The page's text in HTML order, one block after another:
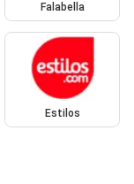
Falabella
Estilos